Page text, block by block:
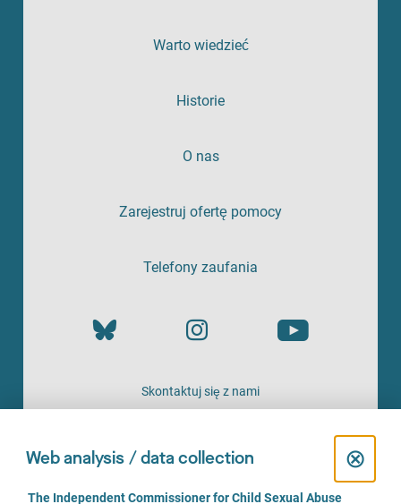
Warto wiedzieć
Historie
O nas
Zarejestruj ofertę pomocy
Telefony zaufania
Skontaktuj się z nami
OFERTA
Web analysis / data collection ⊗
C
l
C
The Independent Commissioner for Child Sexual Abuse